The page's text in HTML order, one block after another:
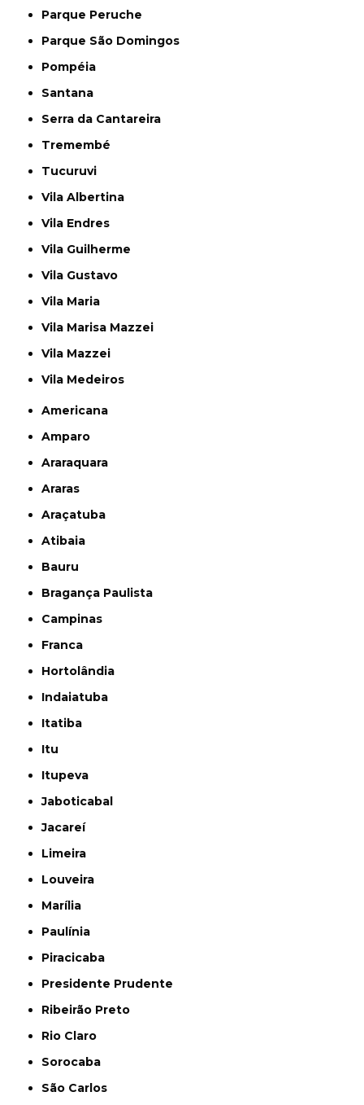
Parque Peruche
Parque São Domingos
Pompéia
Santana
Serra da Cantareira
Tremembé
Tucuruvi
Vila Albertina
Vila Endres
Vila Guilherme
Vila Gustavo
Vila Maria
Vila Marisa Mazzei
Vila Mazzei
Vila Medeiros
Americana
Amparo
Araraquara
Araras
Araçatuba
Atibaia
Bauru
Bragança Paulista
Campinas
Franca
Hortolândia
Indaiatuba
Itatiba
Itu
Itupeva
Jaboticabal
Jacareí
Limeira
Louveira
Marília
Paulínia
Piracicaba
Presidente Prudente
Ribeirão Preto
Rio Claro
Sorocaba
São Carlos